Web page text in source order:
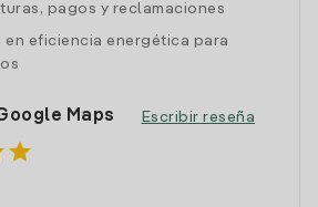
pagos y reclamaciones
en eficiencia energética para
Maps
star
Escribir reseña